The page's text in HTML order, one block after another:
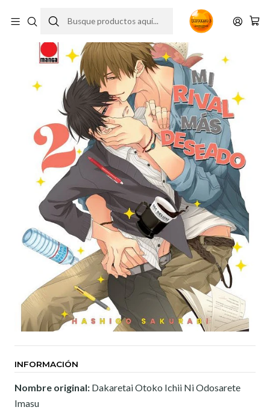
INFORMACIÓN
Nombre original: Dakaretai Otoko Ichii Ni Odosarete
Imasu